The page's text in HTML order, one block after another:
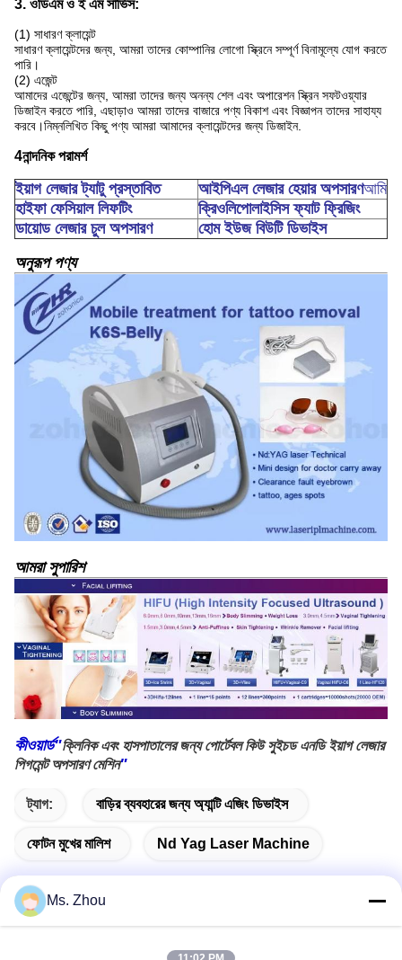
3. ওডিএম ও ই এম সার্ভিস:
(1) সাধারণ ক্লায়েন্ট
সাধারণ ক্লায়েন্টদের জন্য, আমরা তাদের কোম্পানির লোগো স্ক্রিনে সম্পূর্ণ বিনামূল্যে যোগ করতে
পারি।
(2) এজেন্ট
আমাদের এজেন্টের জন্য, আমরা তাদের জন্য অনন্য শেল এবং অপারেশন স্ক্রিন সফটওয়্যার
ডিজাইন করতে পারি, এছাড়াও আমরা তাদের বাজারে পণ্য বিকাশ এবং বিজ্ঞাপন তাদের সাহায্য
করবে।নিম্নলিখিত কিছু পণ্য আমরা আমাদের ক্লায়েন্টদের জন্য ডিজাইন.
4নান্দনিক পরামর্শ
ইয়াগ লেজার ট্যাটু প্রস্তাবিত আইপিএল লেজার হেয়ার অপসারণআমি
হাইফা ফেসিয়াল লিফটিং
ক্রিওলিপোলাইসিস ফ্যাট ফ্রিজিং
ডায়োড লেজার চুল অপসারণ
হোম ইউজ বিউটি ডিভাইস
অনুরূপ পণ্য
আমরা সুপারিশ
কীওয়ার্ড"ক্লিনিক এবং হাসপাতালের জন্য পোর্টেবল কিউ সুইচড এনডি ইয়াগ লেজার
পিগমেন্ট অপসারণ মেশিন"
ট্যাগ: বাড়ির ব্যবহারের জন্য অ্যান্টি এজিং ডিভাইস
ফোটন মুখের মালিশ Nd Yag Laser Machine
Ms. Zhou